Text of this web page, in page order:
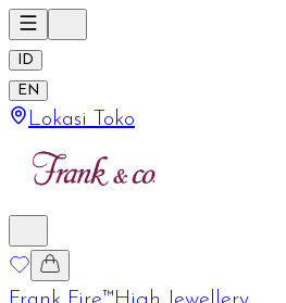
ID
EN
Lokasi Toko